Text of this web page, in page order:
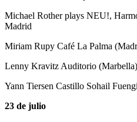
Michael Rother plays NEU!,
Madrid
Miriam Rupy Café La Palma
Lenny Kravitz Auditorio (Marbella)
Yann Tiersen Castillo Sohail
23 de julio